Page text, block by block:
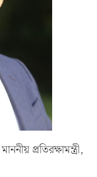
প্রতিরক্ষামন্ত্রী,